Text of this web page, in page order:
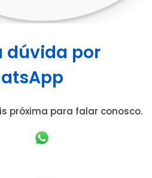
dúvida por
próxima para falar conosco.